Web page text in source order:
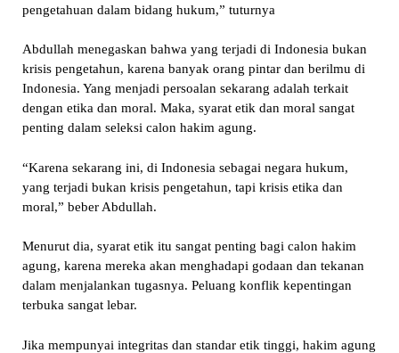
pengetahuan dalam bidang hukum,” tuturnya
Abdullah menegaskan bahwa yang terjadi di Indonesia bukan
krisis pengetahun, karena banyak orang pintar dan berilmu di
Indonesia. Yang menjadi persoalan sekarang adalah terkait
dengan etika dan moral. Maka, syarat etik dan moral sangat
penting dalam seleksi calon hakim agung.
“Karena sekarang ini, di Indonesia sebagai negara hukum,
yang terjadi bukan krisis pengetahun, tapi krisis etika dan
moral,” beber Abdullah.
Menurut dia, syarat etik itu sangat penting bagi calon hakim
agung, karena mereka akan menghadapi godaan dan tekanan
dalam menjalankan tugasnya. Peluang konflik kepentingan
terbuka sangat lebar.
Jika mempunyai integritas dan standar etik tinggi, hakim agung